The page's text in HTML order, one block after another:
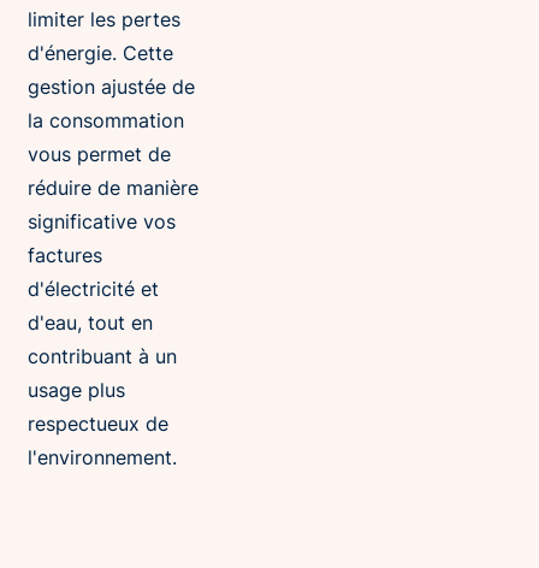
limiter les pertes
d'énergie. Cette
gestion ajustée de
la consommation
vous permet de
réduire de manière
significative vos
factures
d'électricité et
d'eau, tout en
contribuant à un
usage plus
respectueux de
l'environnement.